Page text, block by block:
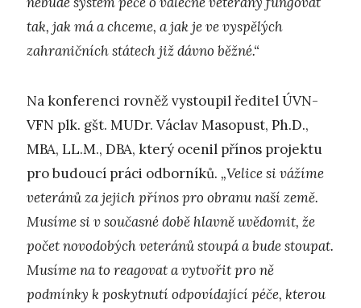
tak, jak má a chceme, a jak je ve vyspělých
zahraničních státech již dávno běžné.“
Na konferenci rovněž vystoupil ředitel ÚVN-
VFN plk. gšt. MUDr. Václav Masopust, Ph.D.,
MBA, LL.M., DBA, který ocenil přínos projektu
pro budoucí práci odborníků. „Velice si vážíme
veteránů za jejich přínos pro obranu naší země.
Musíme si v současné době hlavně uvědomit, že
počet novodobých veteránů stoupá a bude stoupat.
Musíme na to reagovat a vytvořit pro ně
podmínky k poskytnutí odpovídající péče, kterou